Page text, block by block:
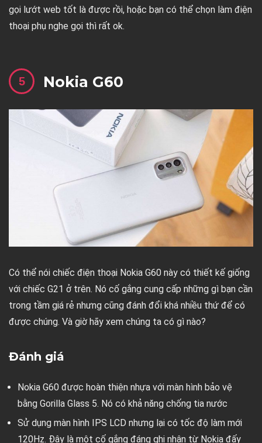
gọi lướt web tốt là được rồi, hoặc bạn có thể chọn làm điện
thoại phụ nghe gọi thì rất ok.
Nokia G60
Có thể nói chiếc điện thoại Nokia G60 này có thiết kế giống
với chiếc G21 ở trên. Nó cố gắng cung cấp những gì bạn cần
trong tầm giá rẻ nhưng cũng đánh đổi khá nhiều thứ để có
được chúng. Và giờ hãy xem chúng ta có gì nào?
Đánh giá
Nokia G60 được hoàn thiện nhựa với màn hình bảo vệ
bằng Gorilla Glass 5. Nó có khả năng chống tia nước
Sử dụng màn hình IPS LCD nhưng lại có tốc độ làm mới
120Hz. Đây là một cố gắng đáng ghi nhận từ Nokia đấy